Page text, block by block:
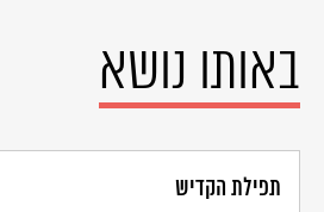
באותו נושא
תפילת הקדיש